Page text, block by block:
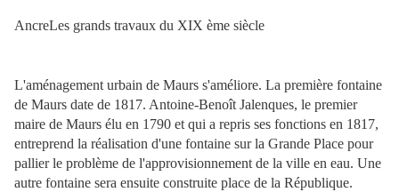
AncreLes grands travaux du XIX ème siècle
L'aménagement urbain de Maurs s'améliore. La première fontaine
de Maurs date de 1817. Antoine-Benoît Jalenques, le premier
maire de Maurs élu en 1790 et qui a repris ses fonctions en 1817,
entreprend la réalisation d'une fontaine sur la Grande Place pour
pallier le problème de l'approvisionnement de la ville en eau. Une
autre fontaine sera ensuite construite place de la République.